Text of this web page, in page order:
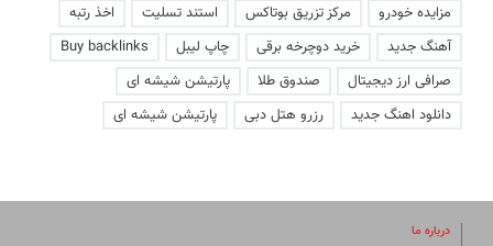
مزایده خودرو
مرکز تزریق بوتاکس استند تسلیت
اخذ رتبه
آهنگ جدید
خرید دوچرخه برقی چاپ لیبل
Buy backlinks
صرافی ارز دیجیتال
صندوق طلا
پارتیشن شیشه ای
دانلود اهنگ جدید
رزرو هتل دبی پارتیشن شیشه ای
درباره ما